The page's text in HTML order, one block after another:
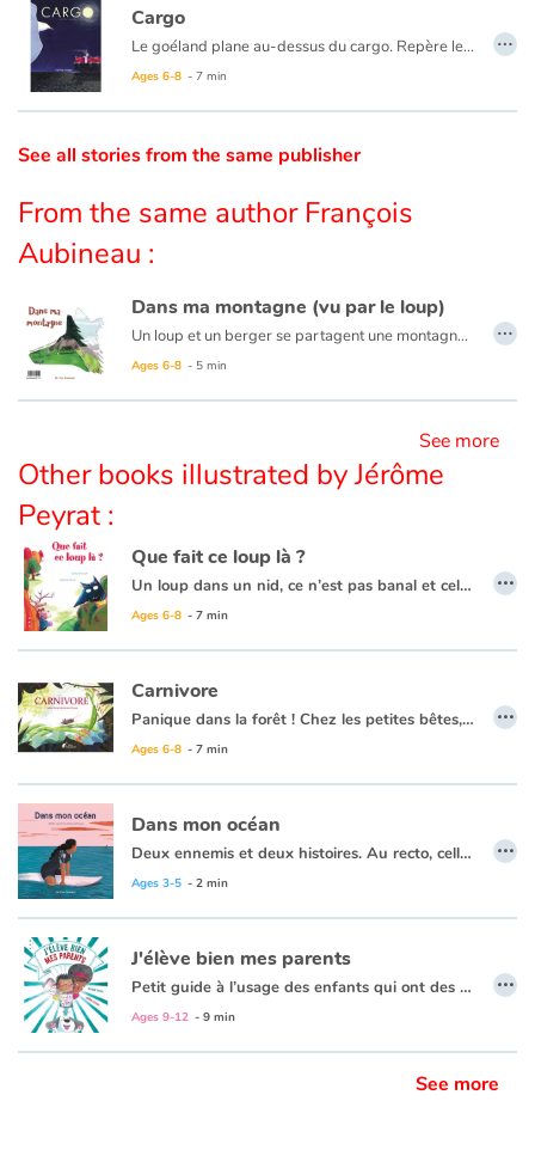
Catalogue anglais
Contraste +
Help
Family
Schools
Videos & Tutorials
Blog
Learn french with Storyplay'r
French book lists for children
Reading for children
Activities and workshops
Dyslexia and reading disorders
Cargo
Le goéland plane au-dessus du cargo. Repère le Capitaine, si petit d’en haut qu’il le reconnaît à peine.
Ages 6-8 - 7 min
…
See all stories from the same publisher
From the same author François
Aubineau :
Dans ma montagne (vu par le loup)
Un loup et un berger se partagent une montagne. Ennemis par nature, ils sont pourtant plus proches qu'ils ne l'imaginent.
Ages 6-8 - 5 min
…
See more
Other books illustrated by Jérôme
Peyrat :
Que fait ce loup là ?
Un loup dans un nid, ce n’est pas banal et cela peut en déranger certains, voir même les rendre agressifs. Heureusement la propriétaire du nid se moque des remarques, des « qu’en dira t-on » et remet tout ce petit monde à sa place. Un texte léger, drôle, mais efficace pour parler de l’exclusion et de la violence qu’elle peut générer, agrémenté d’un petit clin d’oeil sur l’effet « mayonnaise » que produisent parfois les médias sur certains faits divers.
Ages 6-8 - 7 min
…
Carnivore
Panique dans la forêt ! Chez les petites bêtes, tous les insectes disparaissent. C'est décidé, le grillon va mener l'enquête pour découvrir quelle est la brute épaisse qui les dévore tous et s'engraisse.
Ages 6-8 - 7 min
…
Dans mon océan
Deux ennemis et deux histoires. Au recto, celle de la surfeuse qui vit en harmonie avec l'océan. Au verso, celle du requin pour qui les fonds marins n'ont pas de secrets. La femme et l'animal ne se connaissent pas mais se redoutent. Pourtant, ils sont en réalité plus proches que jamais.
Après le succès de Dans ma montagne, Jérôme Peyrat explore un nouveau territoire : l'océan. Avec Adèle Tariel au scénario, ils mettent en lumière les similitudes entre un requin et une fille de l'eau dans un album recto-verso.
Ages 3-5 - 2 min
…
J'élève bien mes parents
Petit guide à l’usage des enfants qui ont des parents difficiles. Neuf thèmes traités avec humour et amour sur le quotidien de la vie en famille.
Ages 9-12 - 9 min
…
See more